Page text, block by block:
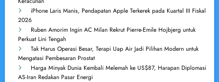
iPhone Laris Manis, Pendapatan Apple Terkerek pada Kuartal III Fiskal
2026
Ruben Amorim Ingin AC Milan Rekrut Pierre-Emile Hojbjerg untuk
Perkuat Lini Tengah
Tak Harus Operasi Besar, Terapi Uap Air Jadi Pilihan Modern untuk
Mengatasi Pembesaran Prostat
Harga Minyak Dunia Kembali Melemah ke US$87, Harapan Diplomasi
AS-Iran Redakan Pasar Energi